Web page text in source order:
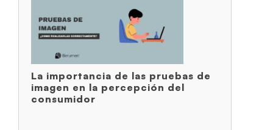
La importancia de las pruebas de
imagen en la percepción del
consumidor